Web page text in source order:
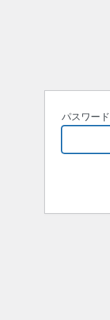
パスワード